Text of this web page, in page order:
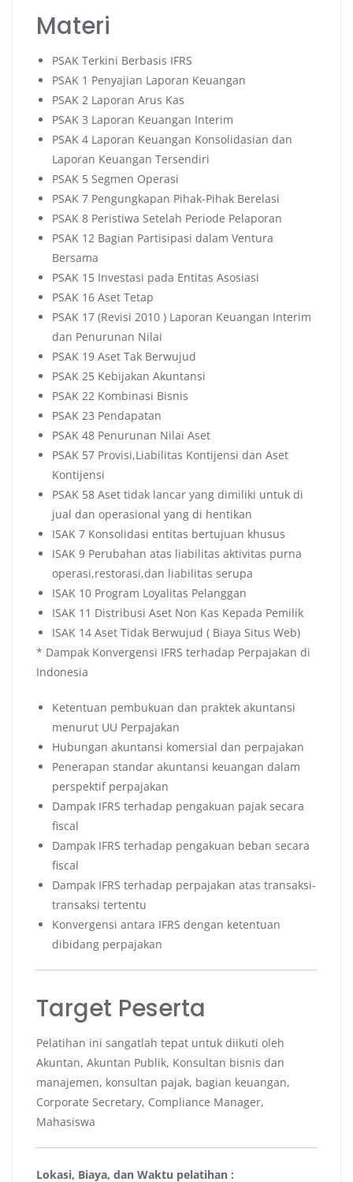
Materi
PSAK Terkini Berbasis IFRS
PSAK 1 Penyajian Laporan Keuangan
PSAK 2 Laporan Arus Kas
PSAK 3 Laporan Keuangan Interim
PSAK 4 Laporan Keuangan Konsolidasian dan
Laporan Keuangan Tersendiri
PSAK 5 Segmen Operasi
PSAK 7 Pengungkapan Pihak-Pihak Berelasi
PSAK 8 Peristiwa Setelah Periode Pelaporan
PSAK 12 Bagian Partisipasi dalam Ventura
Bersama
PSAK 15 Investasi pada Entitas Asosiasi
PSAK 16 Aset Tetap
PSAK 17 (Revisi 2010 ) Laporan Keuangan Interim
dan Penurunan Nilai
PSAK 19 Aset Tak Berwujud
PSAK 25 Kebijakan Akuntansi
PSAK 22 Kombinasi Bisnis
PSAK 23 Pendapatan
PSAK 48 Penurunan Nilai Aset
PSAK 57 Provisi,Liabilitas Kontijensi dan Aset
Kontijensi
PSAK 58 Aset tidak lancar yang dimiliki untuk di
jual dan operasional yang di hentikan
ISAK 7 Konsolidasi entitas bertujuan khusus
ISAK 9 Perubahan atas liabilitas aktivitas purna
operasi,restorasi,dan liabilitas serupa
ISAK 10 Program Loyalitas Pelanggan
ISAK 11 Distribusi Aset Non Kas Kepada Pemilik
ISAK 14 Aset Tidak Berwujud ( Biaya Situs Web)
* Dampak Konvergensi IFRS terhadap Perpajakan di
Indonesia
Ketentuan pembukuan dan praktek akuntansi
menurut UU Perpajakan
Hubungan akuntansi komersial dan perpajakan
Penerapan standar akuntansi keuangan dalam
perspektif perpajakan
Dampak IFRS terhadap pengakuan pajak secara
fiscal
Dampak IFRS terhadap pengakuan beban secara
fiscal
Dampak IFRS terhadap perpajakan atas transaksi-
transaksi tertentu
Konvergensi antara IFRS dengan ketentuan
dibidang perpajakan
Target Peserta
Pelatihan ini sangatlah tepat untuk diikuti oleh
Akuntan, Akuntan Publik, Konsultan bisnis dan
manajemen, konsultan pajak, bagian keuangan,
Corporate Secretary, Compliance Manager,
Mahasiswa
Lokasi, Biaya, dan Waktu pelatihan :